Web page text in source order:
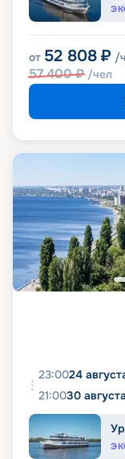
от 52 808 ₽ /
57 400₽ /чел
23:0024
21:0030